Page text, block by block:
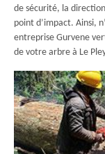
de sécurité, la
point d’impact. Ainsi,
entreprise Gurvene
de votre arbre à Le